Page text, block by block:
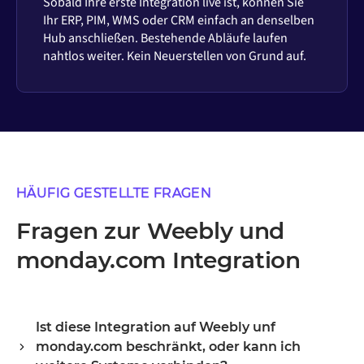
Ihr ERP, PIM, WMS oder CRM einfach an denselben
Hub anschließen. Bestehende Abläufe laufen
nahtlos weiter. Kein Neuerstellen von Grund auf.
HÄUFIG GESTELLTE FRAGEN
Fragen zur Weebly und
monday.com Integration
Ist diese Integration auf Weebly unf
monday.com beschränkt, oder kann ich